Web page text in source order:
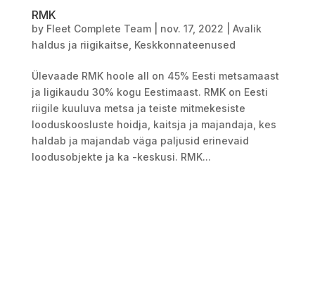
RMK
by Fleet Complete Team| nov. 17, 2022
Avalik
haldus ja riigikaitse Keskkonnateenused
Ülevaade RMK hoole all on 45% Eesti metsamaast
ja ligikaudu 30% kogu Eestimaast. RMK on Eesti
riigile kuuluva metsa ja teiste mitmekesiste
looduskoosluste hoidja, kaitsja ja majandaja, kes
haldab ja majandab väga paljusid erinevaid
loodusobjekte ja ka -keskusi. RMK...